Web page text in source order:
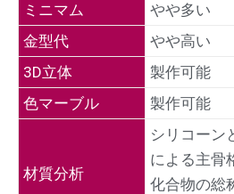
ミニマム
金型代
3D立体
色マーブル
材質分析
やや多い
やや高い
製作可能
製作可能
シリコーン
による主骨
化合物の総